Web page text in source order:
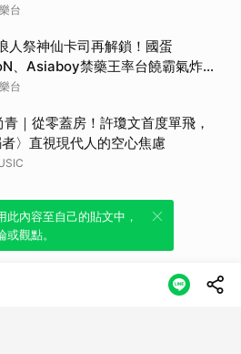
台
人祭神仙卡司再解鎖！國蛋
、Asiaboy禁藥王率台饒霸氣炸翻
月安平重磅開躁！
台
｜從零蓋房！許瓊文首度單飛，
者〉直視現代人的空心焦慮
內容，透過發布貼
。
此內容至自己的貼文中，
觀點。